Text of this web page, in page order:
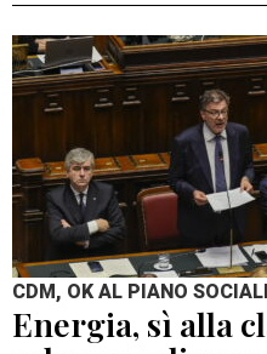
CDM, OK AL PIANO
Energia, sì alla